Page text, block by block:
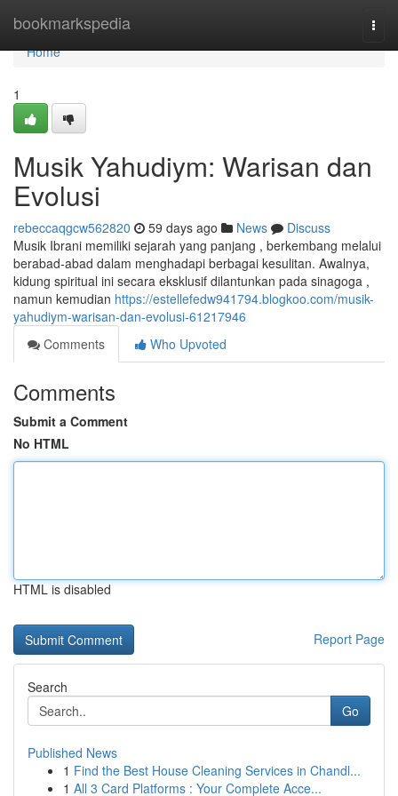
bookmarkspedia
Home
Home
1
Musik Yahudiym: Warisan dan
Evolusi
rebeccaqgcw562820 59 days ago News
Discuss
Musik Ibrani memiliki sejarah yang panjang , berkembang melalui
berabad-abad dalam menghadapi berbagai kesulitan. Awalnya,
kidung spiritual ini secara eksklusif dilantunkan pada sinagoga ,
namun kemudian https://estellefedw941794.blogkoo.com/musik-
yahudiym-warisan-dan-evolusi-61217946
Comments
Who Upvoted
Comments
Submit a Comment
No HTML
HTML is disabled
Report Page
Search
Go
Published News
1 Find the Best House Cleaning Services in Chandl...
1 All 3 Card Platforms : Your Complete Acce...